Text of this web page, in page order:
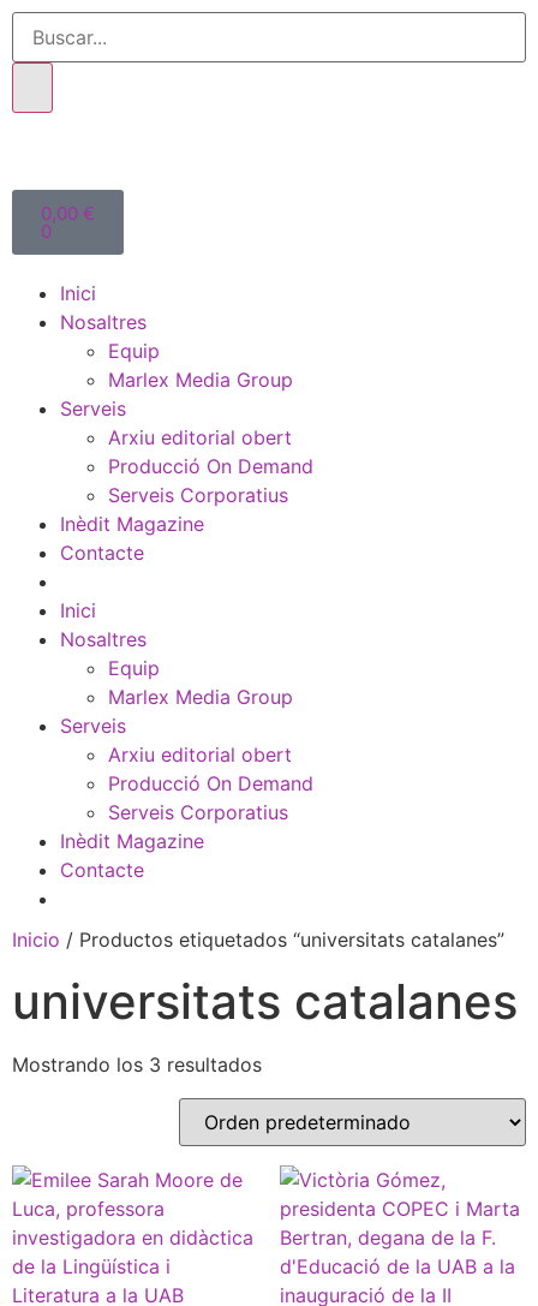
0,00 €
0
Inici
Nosaltres
Equip
Marlex Media Group
Serveis
Arxiu editorial obert
Producció On Demand
Serveis Corporatius
Inèdit Magazine
Contacte
Inici
Nosaltres
Equip
Marlex Media Group
Serveis
Arxiu editorial obert
Producció On Demand
Serveis Corporatius
Inèdit Magazine
Contacte
Inicio / Productos etiquetados “universitats catalanes”
universitats catalanes
Mostrando los 3 resultados